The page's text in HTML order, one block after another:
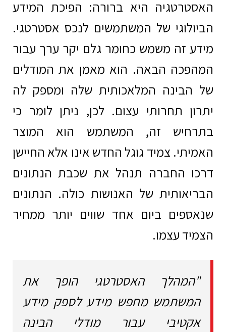
האסטרטגיה היא ברורה: הפיכת המידע
הביולוגי של המשתמשים לנכס אסטרטגי.
מידע זה משמש כחומר גלם יקר ערך עבור
המהפכה הבאה. הוא מאמן את המודלים
של הבינה המלאכותית שלה ומספק לה
יתרון תחרותי עצום. לכן, ניתן לומר כי
בתרחיש זה, המשתמש הוא המוצר
האמיתי. צמיד גוגל החדש אינו אלא החיישן
דרכו החברה תנהל את שכבת הנתונים
הבריאותית של האנושות כולה. הנתונים
שנאספים ביום אחד שווים יותר ממחיר
הצמיד עצמו.
"המהלך האסטרטגי הופך את
המשתמש מחפש מידע לספק מידע
אקטיבי עבור מודלי הבינה